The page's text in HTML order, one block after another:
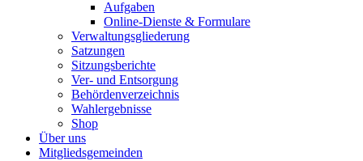
Aufgaben
Online-Dienste & Formulare
Verwaltungsgliederung
Satzungen
Sitzungsberichte
Ver- und Entsorgung
Behördenverzeichnis
Wahlergebnisse
Shop
Über uns
Mitgliedsgemeinden